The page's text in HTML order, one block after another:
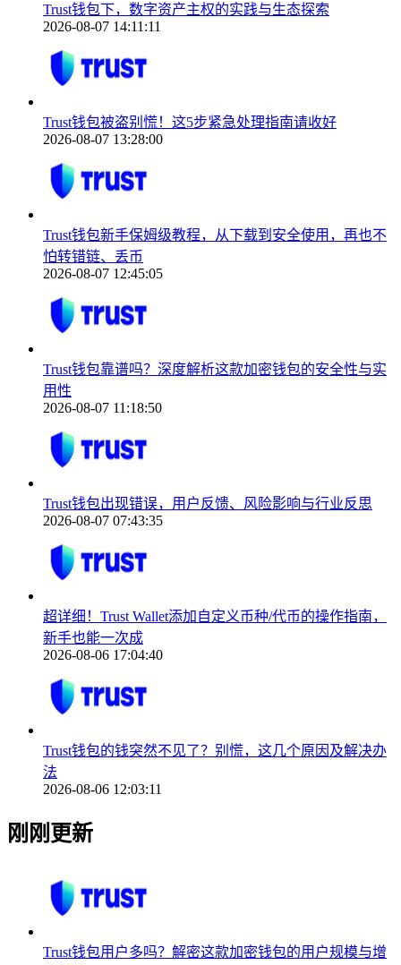
Trust钱包下，数字资产主权的实践与生态探索
2026-08-07 14:11:11
Trust钱包被盗别慌！这5步紧急处理指南请收好
2026-08-07 13:28:00
Trust钱包新手保姆级教程，从下载到安全使用，再也不
怕转错链、丢币
2026-08-07 12:45:05
Trust钱包靠谱吗？深度解析这款加密钱包的安全性与实
用性
2026-08-07 11:18:50
Trust钱包出现错误，用户反馈、风险影响与行业反思
2026-08-07 07:43:35
超详细！Trust Wallet添加自定义币种/代币的操作指南，
新手也能一次成
2026-08-06 17:04:40
Trust钱包的钱突然不见了？别慌，这几个原因及解决办
法
2026-08-06 12:03:11
刚刚更新
Trust钱包用户多吗？解密这款加密钱包的用户规模与增